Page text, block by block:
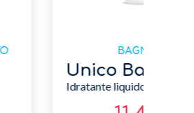
Unico Polvere Aspersoria
di neonati e bambini